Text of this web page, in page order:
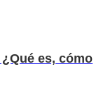
es, cómo